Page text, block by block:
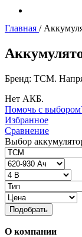
Главная /
Бренд: TCM.
Нет АКБ.
Помочь с
Избранное
Сравнение
Выбор
Подобрать
О компании